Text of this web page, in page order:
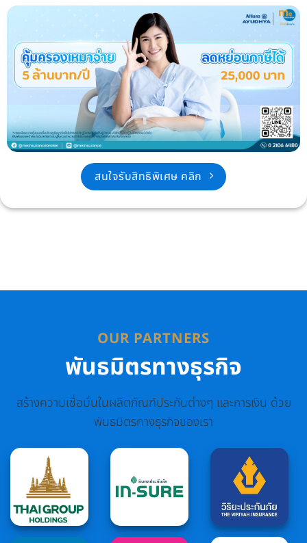
สนใจรับสิทธิพิเศษ คลิก
OUR PARTNERS
พันธมิตรทางธุรกิจ
สร้างความเชื่อมั่นในผลิตภัณฑ์ประกันต่างๆ และการเงิน ด้วย
พันธมิตรทางธุรกิจของเรา